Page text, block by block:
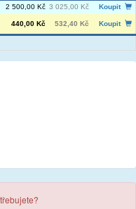
2 500,00 Kč 3 025,00 Kč
Koupit
440,00 Kč 532,40 Kč Koupit